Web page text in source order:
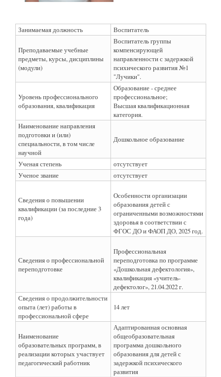
Занимаемая должность Воспитатель
Преподаваемые учебные
предметы, курсы, дисциплины
(модули)
Воспитатель группы
компенсирующей
направленности с задержкой
психического развития №1
"Лучики".
Уровень профессионального
образования, квалификация
Образование - среднее
профессиональное;
Высшая квалификационная
категория.
Наименование направления
подготовки и (или)
специальности, в том числе
научной
Дошкольное образование
Ученая степень
отсутствует
Ученое звание
отсутствует
Сведения о повышении
квалификации (за последние 3
года)
Особенности организации
образования детей с
ограниченными возможностями
здоровья в соответствии с
ФГОС ДО и ФАОП ДО, 2025 год.
Сведения о профессиональной
переподготовке
Профессиональная
переподготовка по программе
«Дошкольная дефектология»,
квалификация «учитель-
дефектолог», 21.04.2022 г.
Сведения о продолжительности
опыта (лет) работы в
профессиональной сфере
14 лет
Наименование
образовательных программ, в
реализации которых участвует
педагогический работник
Адаптированная основная
общеобразовательная
программа дошкольного
образования для детей с
задержкой психического
развития